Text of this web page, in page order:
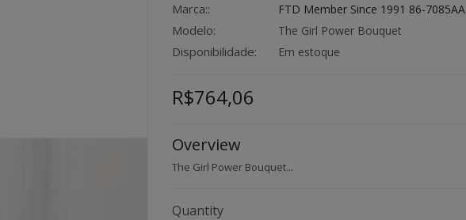
Marca:: FTD Member Since 1991 86-7085AA
Modelo: The Girl Power Bouquet
Disponibilidade: Em estoque
R$764,06
Overview
The Girl Power Bouquet...
Quantity